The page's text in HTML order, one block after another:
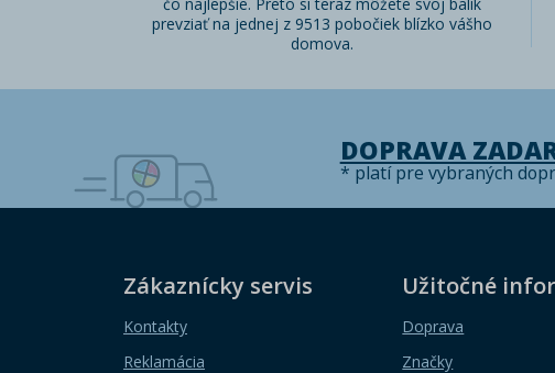
prevziať na jednej z 9513 pobočiek blízko vášho
domova.
DOPRAVA
* platí pre vybraných
Zákaznícky servis
Kontakty
Reklamácia
Užitočné
Doprava
Značky